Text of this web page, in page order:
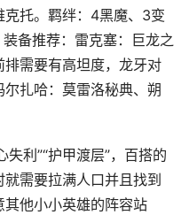
托。羁绊：4黑魔、3变
备推荐：雷克塞：巨龙之
需要有高坦度，龙牙对
扎哈：莫雷洛秘典、朔
失利”“护甲渡层”，百搭的
需要拉满人口并且找到
他小小英雄的阵容站